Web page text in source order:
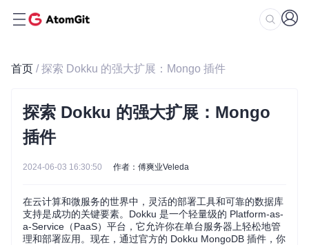
首页 / 探索 Dokku 的强大扩展：Mongo 插件
探索 Dokku 的强大扩展：Mongo
插件
2024-06-03 16:30:50 作者：傅爽业Veleda
在云计算和微服务的世界中，灵活的部署工具和可靠的数据库
支持是成功的关键要素。Dokku 是一个轻量级的 Platform-as-
a-Service（PaaS）平台，它允许你在单台服务器上轻松地管
理和部署应用。现在，通过官方的 Dokku MongoDB 插件，你